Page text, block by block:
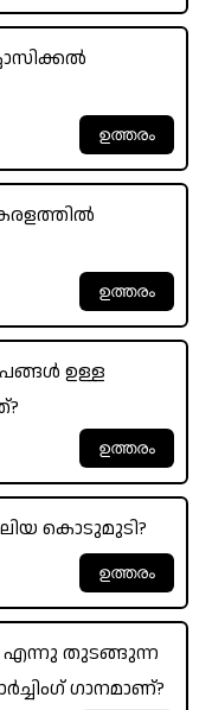
ഉള്ള
കൊടുമുടി?
എന്നു തുടങ്ങുന്ന
ഗാനമാണ്?